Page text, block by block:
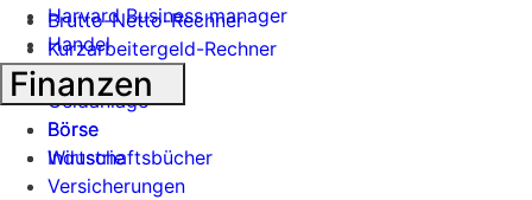
Harvard Business manager
Handel
Banken
Geldanlage
Börse
Industrie
Brutto-Netto-Rechner
Kurzarbeitergeld-Rechner
Finanzen
Börse
Wirtschaftsbücher
Versicherungen